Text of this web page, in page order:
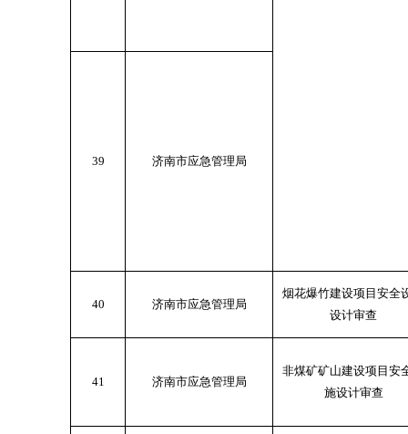
39 济南市应急管理局
40 济南市应急管理局
烟花爆竹建设项目安全
设计审查
41 济南市应急管理局
非煤矿矿山建设项目安
施设计审查